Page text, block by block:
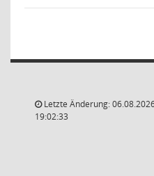
Letzte Änderung:
19:02:33